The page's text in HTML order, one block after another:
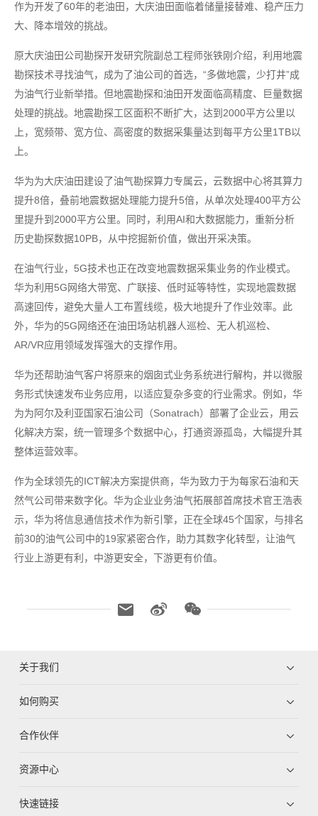
作为开发了60年的老油田，大庆油田面临着储量接替难、稳产压力
大、降本增效的挑战。
原大庆油田公司勘探开发研究院副总工程师张铁刚介绍，利用地震
勘探技术寻找油气，成为了油公司的首选，“多做地震，少打井”成
为油气行业新举措。但地震勘探和油田开发面临高精度、巨量数据
处理的挑战。地震勘探工区面积不断扩大，达到2000平方公里以
上，宽频带、宽方位、高密度的数据采集量达到每平方公里1TB以
上。
华为为大庆油田建设了油气勘探算力专属云，云数据中心将其算力
提升8倍，叠前地震数据处理能力提升5倍，从单次处理400平方公
里提升到2000平方公里。同时，利用AI和大数据能力，重新分析
历史勘探数据10PB，从中挖掘新价值，做出开采决策。
在油气行业，5G技术也正在改变地震数据采集业务的作业模式。
华为利用5G网络大带宽、广联接、低时延等特性，实现地震数据
高速回传，避免大量人工布置线缆，极大地提升了作业效率。此
外，华为的5G网络还在油田场站机器人巡检、无人机巡检、
AR/VR应用领域发挥强大的支撑作用。
华为还帮助油气客户将原来的烟囱式业务系统进行解构，并以微服
务形式快速发布业务应用，以适应复杂多变的行业需求。例如，华
为为阿尔及利亚国家石油公司（Sonatrach）部署了企业云，用云
化解决方案，统一管理多个数据中心，打通资源孤岛，大幅提升其
整体运营效率。
作为全球领先的ICT解决方案提供商，华为致力于为每家石油和天
然气公司带来数字化。华为企业业务油气拓展部首席技术官王浩表
示，华为将信息通信技术作为新引擎，正在全球45个国家，与排名
前30的油气公司中的19家紧密合作，助力其数字化转型，让油气
行业上游更有利，中游更安全，下游更有价值。
关于我们
如何购买
合作伙伴
资源中心
快速链接